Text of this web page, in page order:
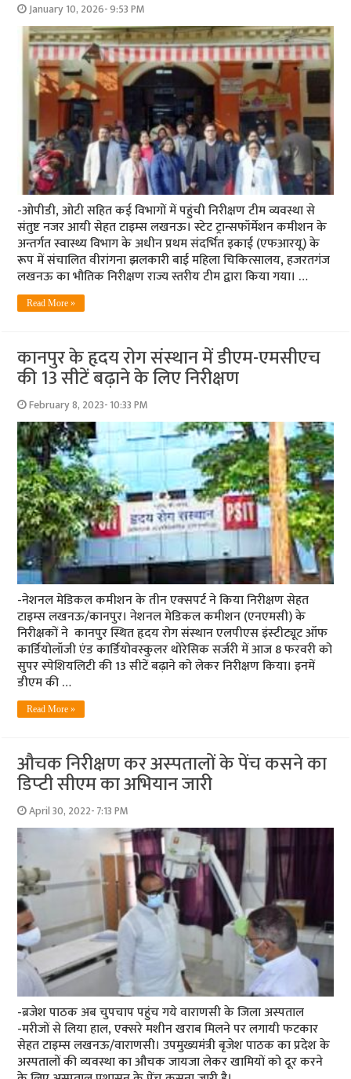
January 10, 2026- 9:53 PM
-ओपीडी, ओटी सहित कई विभागों में पहुंची निरीक्षण टीम व्यवस्था से
संतुष्ट नजर आयी सेहत टाइम्स लखनऊ। स्टेट ट्रान्सफॉर्मेशन कमीशन के
अन्तर्गत स्वास्थ्य विभाग के अधीन प्रथम संदर्भित इकाई (एफआरयू) के
रूप में संचालित वीरांगना झलकारी बाई महिला चिकित्सालय, हजरतगंज
लखनऊ का भौतिक निरीक्षण राज्य स्तरीय टीम द्वारा किया गया। …
Read More »
कानपुर के हृदय रोग संस्‍थान में डीएम-एमसीएच
की 13 सीटें बढ़ाने के लिए निरीक्षण
February 8, 2023- 10:33 PM
-नेशनल मेडिकल कमीशन के तीन एक्‍सपर्ट ने किया निरीक्षण सेहत
टाइम्‍स लखनऊ/कानपुर। नेशनल मेडिकल कमीशन (एनएमसी) के
निरीक्षकों ने कानपुर स्थित हृदय रोग संस्‍थान एलपीएस इंस्‍टीट्यूट ऑफ
कार्डियोलॉजी एंड कार्डियोवस्‍कुलर थोरेसिक सर्जरी में आज 8 फरवरी को
सुपर स्‍पेशियलिटी की 13 सीटें बढ़ाने को लेकर निरीक्षण किया। इनमें
डीएम की …
Read More »
औचक निरीक्षण कर अस्‍पतालों के पेंच कसने का
डिप्‍टी सीएम का अभियान जारी
April 30, 2022- 7:13 PM
-ब्रजेश पाठक अब चुपचाप पहुंच गये वाराणसी के जिला अस्‍पताल
-मरीजों से लिया हाल, एक्‍सरे मशीन खराब मिलने पर लगायी फटकार
सेहत टाइम्‍स लखनऊ/वाराणसी। उपमुख्यमंत्री बृजेश पाठक का प्रदेश के
अस्‍पतालों की व्‍यवस्‍था का औचक जायजा लेकर खामियों को दूर करने